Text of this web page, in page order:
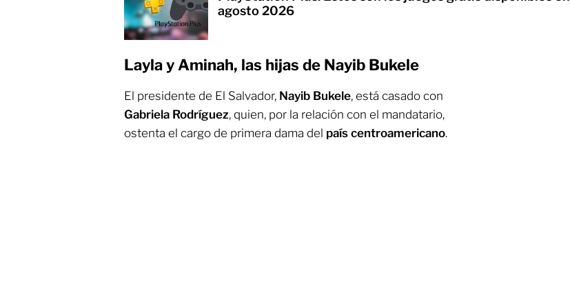
agosto 2026
Layla y Aminah, las hijas de Nayib Bukele
El presidente de El Salvador, Nayib Bukele, está casado con
Gabriela Rodríguez, quien, por la relación con el mandatario,
ostenta el cargo de primera dama del país centroamericano.